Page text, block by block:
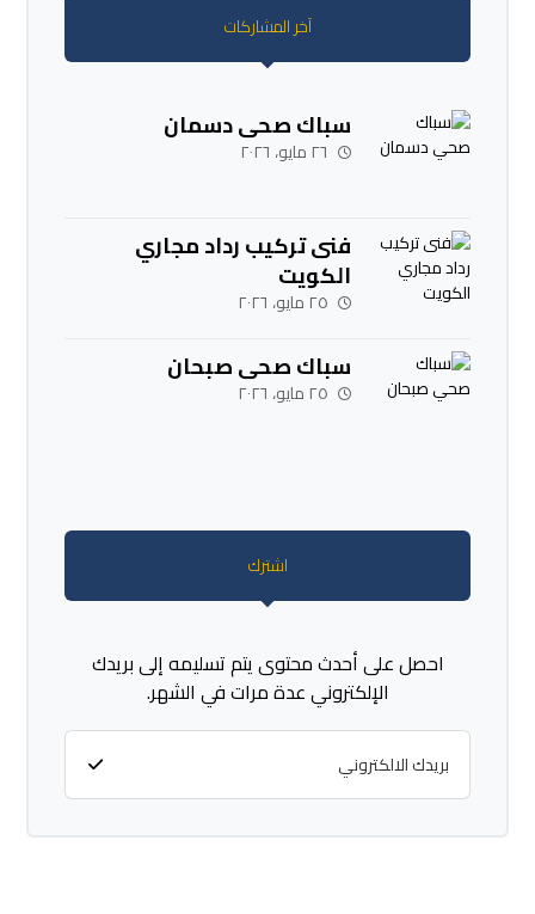
آخر المشاركات
سباك صحي دسمان
٢٦ مايو، ٢٠٢٦
فنى تركيب رداد مجاري
الكويت
٢٥ مايو، ٢٠٢٦
سباك صحي صبحان
٢٥ مايو، ٢٠٢٦
اشترك
احصل على أحدث محتوى يتم تسليمه إلى بريدك
الإلكتروني عدة مرات في الشهر.